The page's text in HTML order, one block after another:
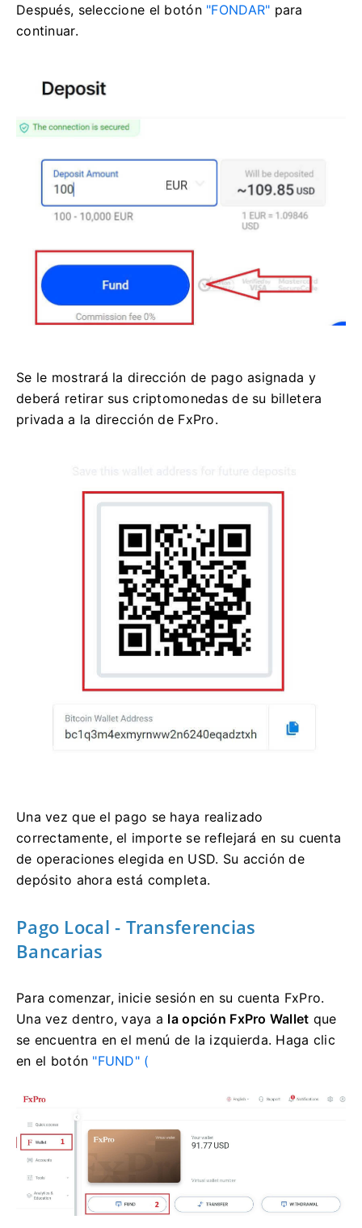
Después, seleccione el botón "FONDAR" para
continuar.
Se le mostrará la dirección de pago asignada y
deberá retirar sus criptomonedas de su billetera
privada a la dirección de FxPro.
Una vez que el pago se haya realizado
correctamente, el importe se reflejará en su cuenta
de operaciones elegida en USD. Su acción de
depósito ahora está completa.
Pago Local - Transferencias
Bancarias
Para comenzar, inicie sesión en su cuenta FxPro.
Una vez dentro, vaya a la opción FxPro Wallet que
se encuentra en el menú de la izquierda. Haga clic
en el botón "FUND" (